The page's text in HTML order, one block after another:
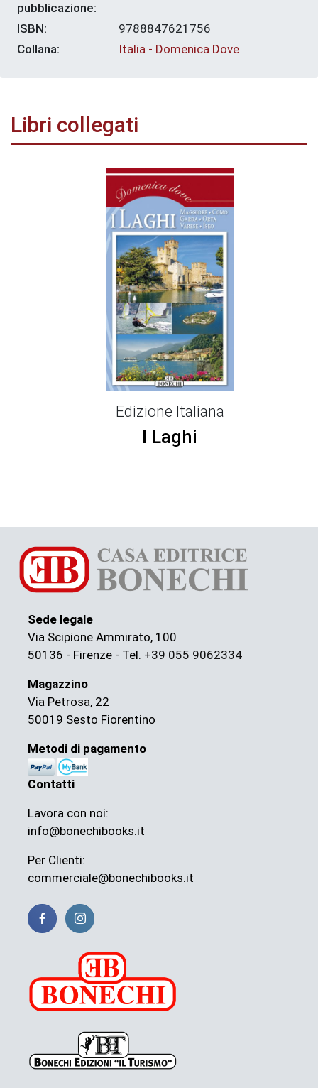
pubblicazione:
ISBN:
9788847621756
Collana:
Italia - Domenica Dove
Libri collegati
Edizione Italiana
I Laghi
Sede legale
Via Scipione Ammirato, 100
50136 - Firenze - Tel. +39 055 9062334
Magazzino
Via Petrosa, 22
50019 Sesto Fiorentino
Metodi di pagamento
Contatti
Lavora con noi:
info@bonechibooks.it
Per Clienti:
commerciale@bonechibooks.it